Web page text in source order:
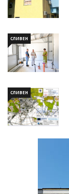
СЛИВЕН
СЛИВЕН